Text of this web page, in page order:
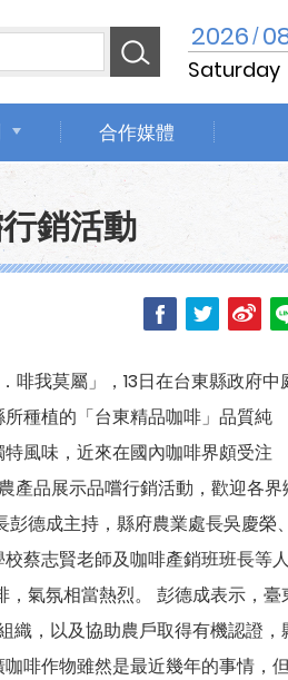
2026/
Saturday
合作媒體
銷活動
我莫屬」，13日在台東縣政府中
種植的「台東精品咖啡」品質純
風味，近來在國內咖啡界頗受注
產品展示品嚐行銷活動，歡迎各界
德成主持，縣府農業處長吳慶榮、
蔡志賢老師及咖啡產銷班班長等人
氣氛相當熱烈。 彭德成表示，臺
織，以及協助農戶取得有機認證，
啡作物雖然是最近幾年的事情，